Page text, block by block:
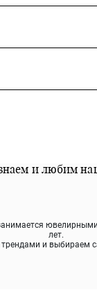
и любим
лет.
и выбираем
материалы
(родий,
и свинца — это
перед
примеряйте
остальные